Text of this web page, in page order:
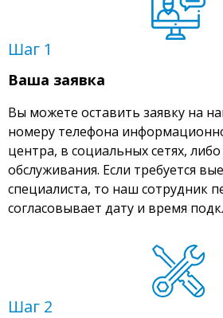
Шаг 1
Ваша заявка
Вы можете оставить заявку на
номеру телефона
центра, в социальных сетях,
обслуживания. Если требуется
специалиста, то наш сотрудник
согласовывает дату и время
Шаг 2